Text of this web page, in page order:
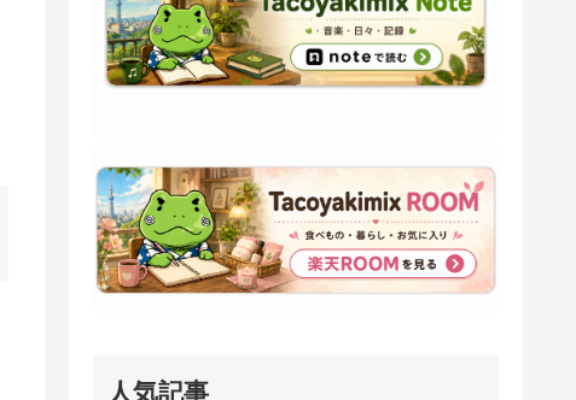
人気記事